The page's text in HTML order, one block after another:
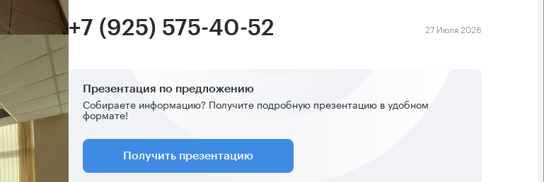
+7 (925) 575-40-52 27 Июля 2026
Презентация по предложению
Собираете информацию? Получите подробную презентацию в удобном
формате!
Получить презентацию